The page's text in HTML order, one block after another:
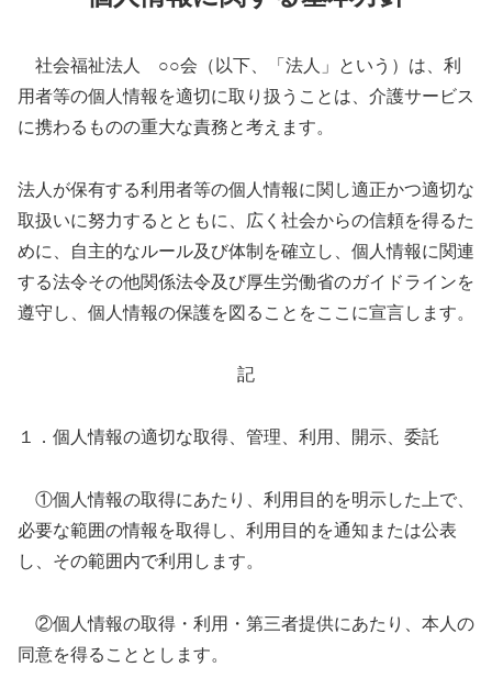
社会福祉法人 ○○会（以下、「法人」という）は、利
用者等の個人情報を適切に取り扱うことは、介護サービス
に携わるものの重大な責務と考えます。
法人が保有する利用者等の個人情報に関し適正かつ適切な
取扱いに努力するとともに、広く社会からの信頼を得るた
めに、自主的なルール及び体制を確立し、個人情報に関連
する法令その他関係法令及び厚生労働省のガイドラインを
遵守し、個人情報の保護を図ることをここに宣言します。
記
１．個人情報の適切な取得、管理、利用、開示、委託
①個人情報の取得にあたり、利用目的を明示した上で、
必要な範囲の情報を取得し、利用目的を通知または公表
し、その範囲内で利用します。
②個人情報の取得・利用・第三者提供にあたり、本人の
同意を得ることとします。